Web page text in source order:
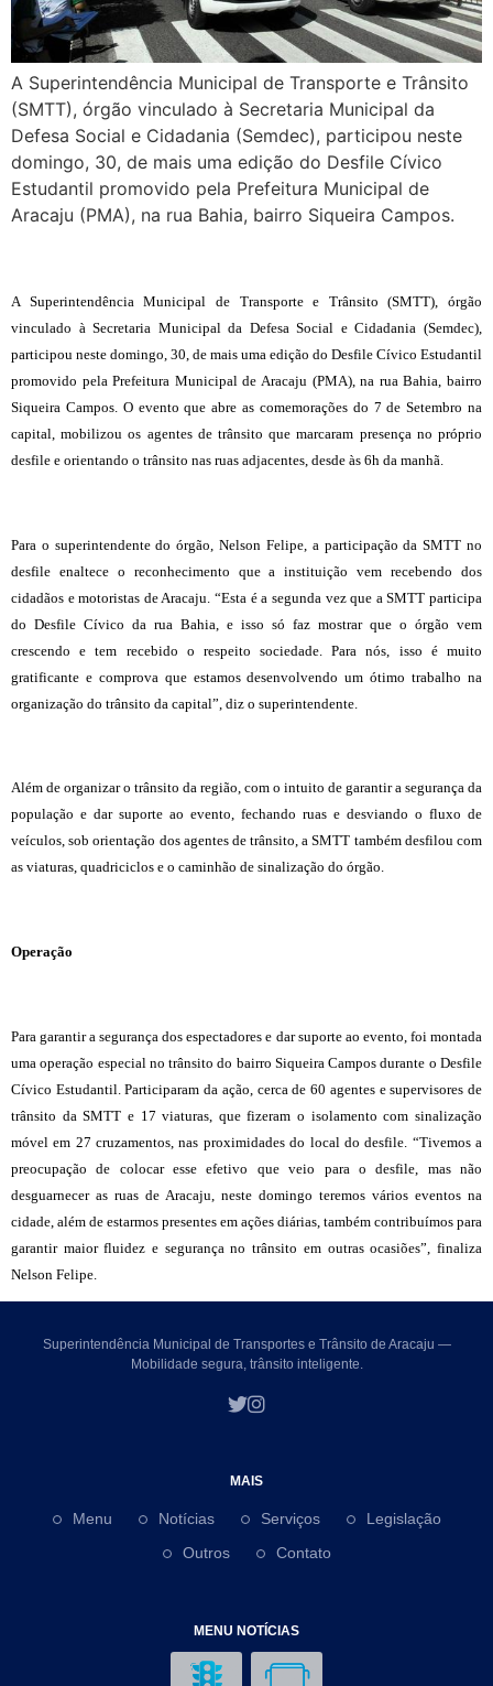
A Superintendência Municipal de Transporte e Trânsito
(SMTT), órgão vinculado à Secretaria Municipal da
Defesa Social e Cidadania (Semdec), participou neste
domingo, 30, de mais uma edição do Desfile Cívico
Estudantil promovido pela Prefeitura Municipal de
Aracaju (PMA), na rua Bahia, bairro Siqueira Campos.
A Superintendência Municipal de Transporte e Trânsito (SMTT), órgão
vinculado à Secretaria Municipal da Defesa Social e Cidadania (Semdec),
participou neste domingo, 30, de mais uma edição do Desfile Cívico Estudantil
promovido pela Prefeitura Municipal de Aracaju (PMA), na rua Bahia, bairro
Siqueira Campos. O evento que abre as comemorações do 7 de Setembro na
capital, mobilizou os agentes de trânsito que marcaram presença no próprio
desfile e orientando o trânsito nas ruas adjacentes, desde às 6h da manhã.
Para o superintendente do órgão, Nelson Felipe, a participação da SMTT no
desfile enaltece o reconhecimento que a instituição vem recebendo dos
cidadãos e motoristas de Aracaju. “Esta é a segunda vez que a SMTT participa
do Desfile Cívico da rua Bahia, e isso só faz mostrar que o órgão vem
crescendo e tem recebido o respeito sociedade. Para nós, isso é muito
gratificante e comprova que estamos desenvolvendo um ótimo trabalho na
organização do trânsito da capital”, diz o superintendente.
Além de organizar o trânsito da região, com o intuito de garantir a segurança da
população e dar suporte ao evento, fechando ruas e desviando o fluxo de
veículos, sob orientação dos agentes de trânsito, a SMTT também desfilou com
as viaturas, quadriciclos e o caminhão de sinalização do órgão.
Operação
Para garantir a segurança dos espectadores e dar suporte ao evento, foi montada
uma operação especial no trânsito do bairro Siqueira Campos durante o Desfile
Cívico Estudantil. Participaram da ação, cerca de 60 agentes e supervisores de
trânsito da SMTT e 17 viaturas, que fizeram o isolamento com sinalização
móvel em 27 cruzamentos, nas proximidades do local do desfile. “Tivemos a
preocupação de colocar esse efetivo que veio para o desfile, mas não
desguarnecer as ruas de Aracaju, neste domingo teremos vários eventos na
cidade, além de estarmos presentes em ações diárias, também contribuímos para
garantir maior fluidez e segurança no trânsito em outras ocasiões”, finaliza
Nelson Felipe.
Superintendência Municipal de Transportes e Trânsito de Aracaju —
Mobilidade segura, trânsito inteligente.
MAIS
Menu Notícias Serviços
Legislação
Outros
Contato
MENU NOTÍCIAS